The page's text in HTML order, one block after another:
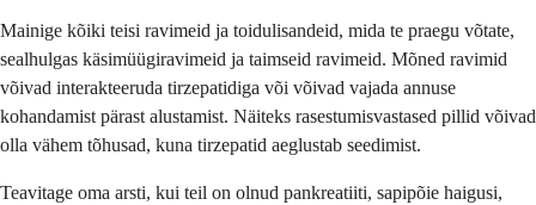
Mainige kõiki teisi ravimeid ja toidulisandeid, mida te praegu võtate,
sealhulgas käsimüügiravimeid ja taimseid ravimeid. Mõned ravimid
võivad interakteeruda tirzepatidiga või võivad vajada annuse
kohandamist pärast alustamist. Näiteks rasestumisvastased pillid võivad
olla vähem tõhusad, kuna tirzepatid aeglustab seedimist.
Teavitage oma arsti, kui teil on olnud pankreatiiti, sapipõie haigusi,